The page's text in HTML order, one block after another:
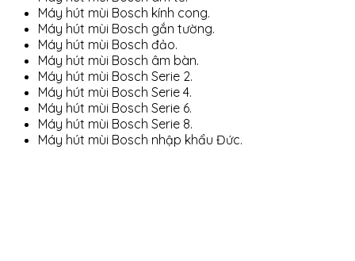
Máy hút mùi Bosch kính cong.
Máy hút mùi Bosch gắn tường.
Máy hút mùi Bosch đảo.
Máy hút mùi Bosch âm bàn.
Máy hút mùi Bosch Serie 2.
Máy hút mùi Bosch Serie 4.
Máy hút mùi Bosch Serie 6.
Máy hút mùi Bosch Serie 8.
Máy hút mùi Bosch nhập khẩu Đức.